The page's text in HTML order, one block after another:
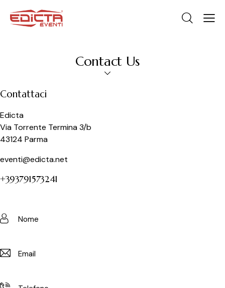
Contact Us
Contattaci
Edicta
Via Torrente Termina 3/b
43124 Parma
eventi@edicta.net
+393791573241